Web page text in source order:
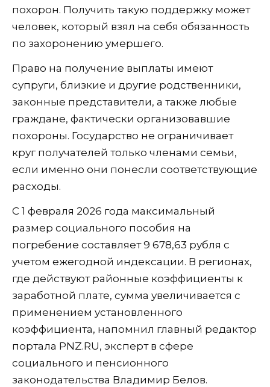
похорон. Получить такую поддержку может
человек, который взял на себя обязанность
по захоронению умершего.
Право на получение выплаты имеют
супруги, близкие и другие родственники,
законные представители, а также любые
граждане, фактически организовавшие
похороны. Государство не ограничивает
круг получателей только членами семьи,
если именно они понесли соответствующие
расходы.
С 1 февраля 2026 года максимальный
размер социального пособия на
погребение составляет 9 678,63 рубля с
учетом ежегодной индексации. В регионах,
где действуют районные коэффициенты к
заработной плате, сумма увеличивается с
применением установленного
коэффициента, напомнил главный редактор
портала PNZ.RU, эксперт в сфере
социального и пенсионного
законодательства Владимир Белов.